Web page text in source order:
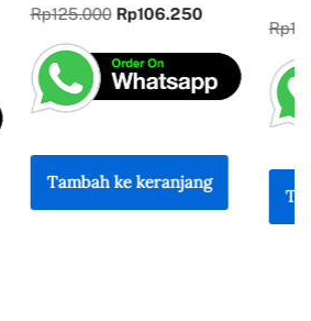
120.000
Tambah ke keranjang